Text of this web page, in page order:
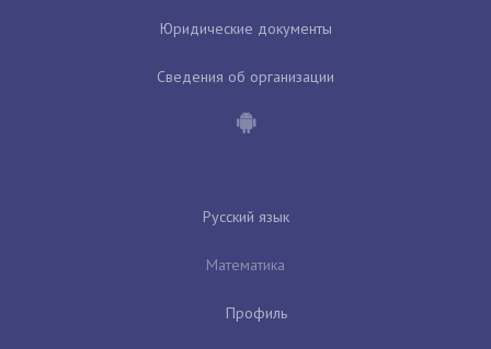
Юридические документы
Сведения об организации
Русский язык
Математика
Профиль